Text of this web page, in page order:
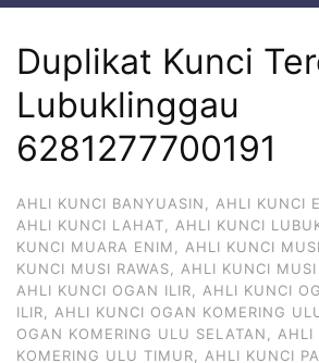
Duplikat Kunci
Lubuklinggau
6281277700191
AHLI KUNCI BANYUASIN, AHLI KUNCI
AHLI KUNCI LAHAT, AHLI KUNCI
KUNCI MUARA ENIM, AHLI KUNCI
KUNCI MUSI RAWAS, AHLI KUNCI MUSI
AHLI KUNCI OGAN ILIR, AHLI KUNCI
ILIR, AHLI KUNCI OGAN KOMERING
OGAN KOMERING ULU SELATAN, AHLI
KOMERING ULU TIMUR, AHLI KUNCI